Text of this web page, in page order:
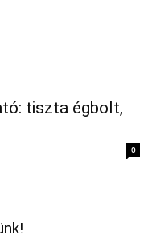
tiszta égbolt,
0